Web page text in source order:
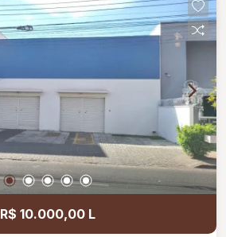
R$ 10.000,00 L